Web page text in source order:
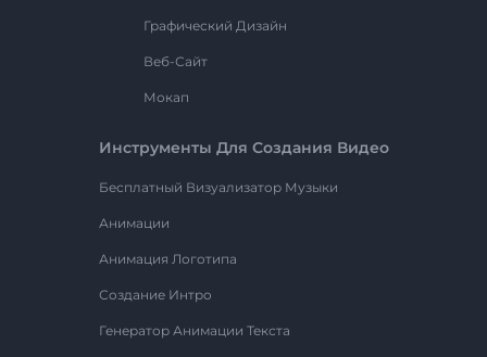
Графический Дизайн
Веб-Сайт
Мокап
Инструменты Для Создания Видео
Бесплатный Визуализатор Музыки
Анимации
Анимация Логотипа
Создание Интро
Генератор Анимации Текста